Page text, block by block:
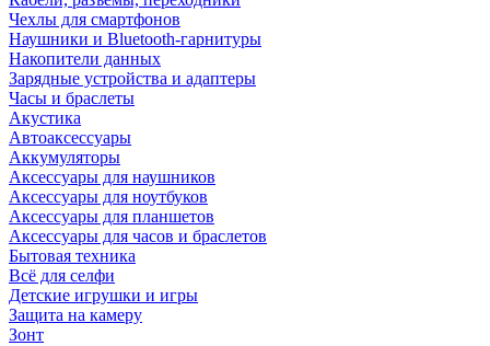
Чехлы для смартфонов
Наушники и Bluetooth-гарнитуры
Накопители данных
Зарядные устройства и адаптеры
Часы и браслеты
Акустика
Автоаксессуары
Аккумуляторы
Аксессуары для наушников
Аксессуары для ноутбуков
Аксессуары для планшетов
Аксессуары для часов и браслетов
Бытовая техника
Всё для селфи
Детские игрушки и игры
Защита на камеру
Зонт